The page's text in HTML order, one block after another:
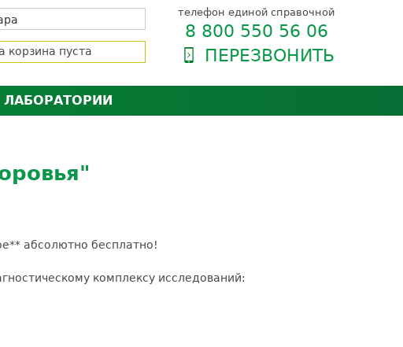
корзина пуста
телефон единой справочной
8 800 550 56 06
ПЕРЕЗВОНИТЬ
пациентов
ЛАБОРАТОРИИ
Вакансии
абсолютно бесплатно!
комплексу исследований: